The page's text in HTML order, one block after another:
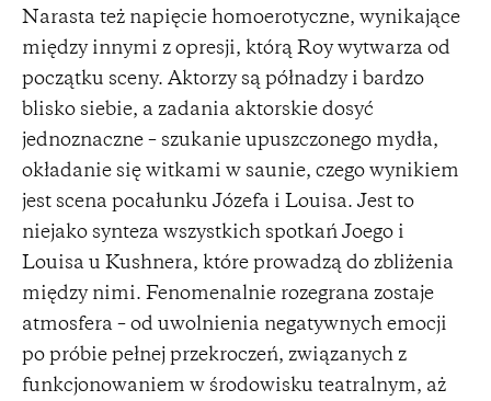
Narasta też napięcie homoerotyczne, wynikające
między innymi z opresji, którą Roy wytwarza od
początku sceny. Aktorzy są półnadzy i bardzo
blisko siebie, a zadania aktorskie dosyć
jednoznaczne – szukanie upuszczonego mydła,
okładanie się witkami w saunie, czego wynikiem
jest scena pocałunku Józefa i Louisa. Jest to
niejako synteza wszystkich spotkań Joego i
Louisa u Kushnera, które prowadzą do zbliżenia
między nimi. Fenomenalnie rozegrana zostaje
atmosfera – od uwolnienia negatywnych emocji
po próbie pełnej przekroczeń, związanych z
funkcjonowaniem w środowisku teatralnym, aż